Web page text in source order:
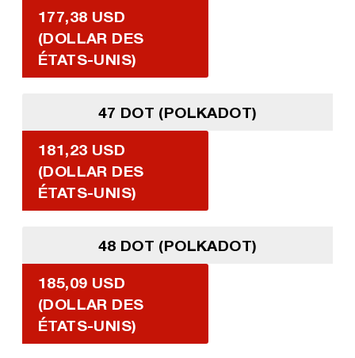
177,38 USD
(DOLLAR DES
ÉTATS-UNIS)
47 DOT (POLKADOT)
181,23 USD
(DOLLAR DES
ÉTATS-UNIS)
48 DOT (POLKADOT)
185,09 USD
(DOLLAR DES
ÉTATS-UNIS)